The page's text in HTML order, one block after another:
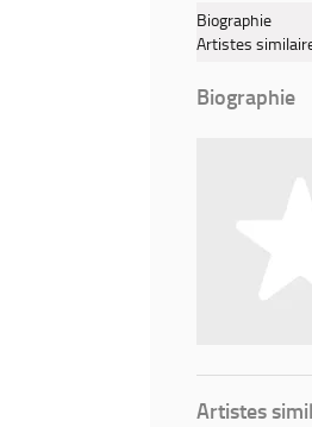
Don't
be
Asap
Biographie
Artistes
Biographie
Artistes